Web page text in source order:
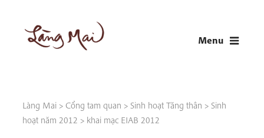
content
Menu
Làng Mai > Cổng tam quan > Sinh hoạt Tăng thân > Sinh
hoạt năm 2012 > khai mạc EIAB 2012